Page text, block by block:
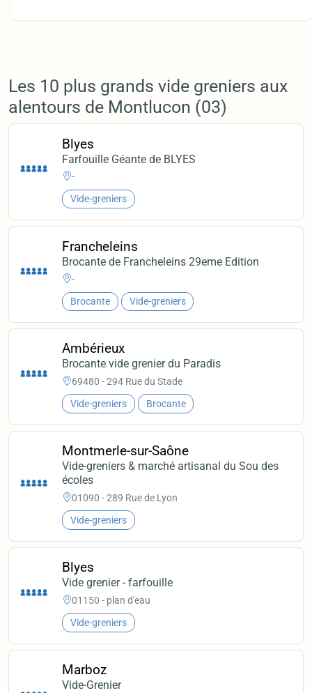
Les 10 plus grands vide greniers aux
alentours de Montlucon (03)
Blyes
Farfouille Géante de BLYES
-
Vide-greniers
Francheleins
Brocante de Francheleins 29eme Edition
-
Brocante Vide-greniers
Ambérieux
Brocante vide grenier du Paradis
69480 - 294 Rue du Stade
Vide-greniers Brocante
Montmerle-sur-Saône
Vide-greniers & marché artisanal du Sou des
écoles
01090 - 289 Rue de Lyon
Vide-greniers
Blyes
Vide grenier - farfouille
01150 - plan d'eau
Vide-greniers
Marboz
Vide-Grenier